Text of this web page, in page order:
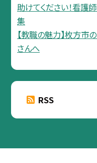
助けてください！看護
集
【教職の魅力】枚方
さんへ
RSS